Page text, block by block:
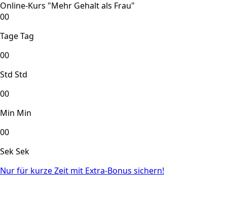
Online-Kurs "Mehr Gehalt als Frau"
00
TageTag
00
Std Std
00
Min Min
00
SekSek
Nur für kurze Zeit mit Extra-Bonus sichern!